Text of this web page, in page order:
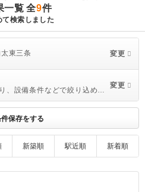
一覧全9件
検索しました
東三条 変更
、設備条件などで絞り込めま
変更
保存をする
新築順 駅近順 新着順